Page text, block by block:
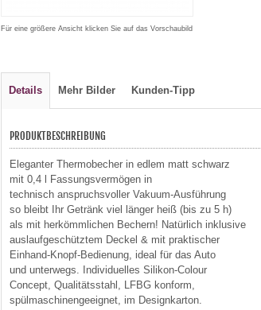
Für eine größere Ansicht klicken Sie auf das Vorschaubild
Details Mehr Bilder Kunden-Tipp
PRODUKTBESCHREIBUNG
Eleganter Thermobecher in edlem matt schwarz
mit 0,4 l Fassungsvermögen in
technisch anspruchsvoller Vakuum-Ausführung
so bleibt Ihr Getränk viel länger heiß (bis zu 5 h)
als mit herkömmlichen Bechern! Natürlich inklusive
auslaufgeschütztem Deckel & mit praktischer
Einhand-Knopf-Bedienung, ideal für das Auto
und unterwegs. Individuelles Silikon-Colour
Concept, Qualitätsstahl, LFBG konform,
spülmaschinengeeignet, im Designkarton.